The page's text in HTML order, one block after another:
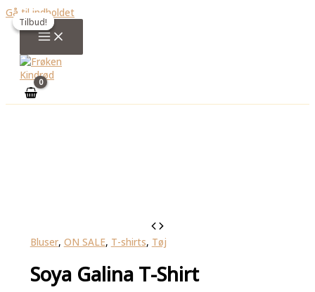
Gå til indholdet
Bluser, ON SALE, T-shirts, Tøj
Soya Galina T-Shirt
Tilbud!
Tilbud!